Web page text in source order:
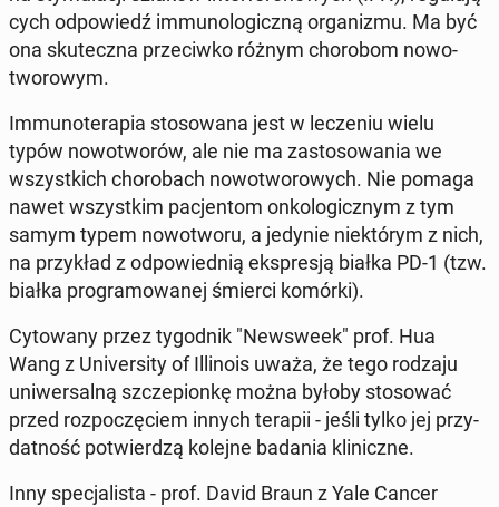
cych od­po­wiedź im­mu­no­lo­gicz­ną or­ga­ni­zmu. Ma być
ona sku­tecz­na prze­ciw­ko różnym cho­ro­bom no­wo­
two­ro­wym.
Im­mu­no­te­ra­pia sto­so­wa­na jest w le­cze­niu wielu
typów no­wo­two­rów, ale nie ma za­sto­so­wa­nia we
wszyst­kich cho­ro­bach no­wo­two­ro­wych. Nie pomaga
nawet wszyst­kim pa­cjen­tom on­ko­lo­gicz­nym z tym
samym typem no­wo­two­ru, a jedynie nie­któ­rym z nich,
na przy­kład z od­po­wied­nią eks­pre­sją białka PD-1 (tzw.
białka pro­gra­mo­wa­nej śmierci komórki).
Cy­to­wa­ny przez ty­go­dnik "New­swe­ek" prof. Hua
Wang z Uni­ver­si­ty of Il­li­no­is uważa, że tego rodzaju
uni­wer­sal­ną szcze­pion­kę można byłoby sto­so­wać
przed roz­po­czę­ciem innych terapii - jeśli tylko jej przy­
dat­ność po­twier­dzą kolejne badania kli­nicz­ne.
Inny spe­cja­li­sta - prof. David Braun z Yale Cancer